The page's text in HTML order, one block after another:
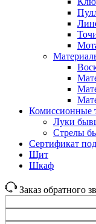
Комиссионные
Луки
Стрелы
Сертификат
Щит
Шкаф
Заказ обратного